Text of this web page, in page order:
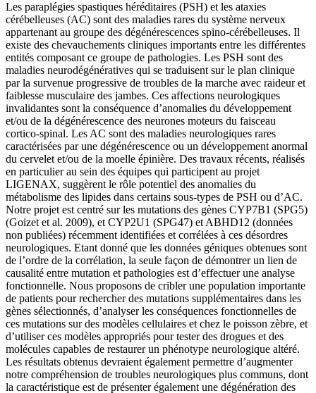
Les paraplégies spastiques héréditaires (PSH) et les ataxies
cérébelleuses (AC) sont des maladies rares du système nerveux
appartenant au groupe des dégénérescences spino-cérébelleuses. Il
existe des chevauchements cliniques importants entre les différentes
entités composant ce groupe de pathologies. Les PSH sont des
maladies neurodégénératives qui se traduisent sur le plan clinique
par la survenue progressive de troubles de la marche avec raideur et
faiblesse musculaire des jambes. Ces affections neurologiques
invalidantes sont la conséquence d’anomalies du développement
et/ou de la dégénérescence des neurones moteurs du faisceau
cortico-spinal. Les AC sont des maladies neurologiques rares
caractérisées par une dégénérescence ou un développement anormal
du cervelet et/ou de la moelle épinière. Des travaux récents, réalisés
en particulier au sein des équipes qui participent au projet
LIGENAX, suggèrent le rôle potentiel des anomalies du
métabolisme des lipides dans certains sous-types de PSH ou d’AC.
Notre projet est centré sur les mutations des gènes CYP7B1 (SPG5)
(Goizet et al. 2009), et CYP2U1 (SPG47) et ABHD12 (données
non publiées) récemment identifiées et corrélées à ces désordres
neurologiques. Etant donné que les données géniques obtenues sont
de l’ordre de la corrélation, la seule façon de démontrer un lien de
causalité entre mutation et pathologies est d’effectuer une analyse
fonctionnelle. Nous proposons de cribler une population importante
de patients pour rechercher des mutations supplémentaires dans les
gènes sélectionnés, d’analyser les conséquences fonctionnelles de
ces mutations sur des modèles cellulaires et chez le poisson zèbre, et
d’utiliser ces modèles appropriés pour tester des drogues et des
molécules capables de restaurer un phénotype neurologique altéré.
Les résultats obtenus devraient également permettre d’augmenter
notre compréhension de troubles neurologiques plus communs, dont
la caractéristique est de présenter également une dégénération des